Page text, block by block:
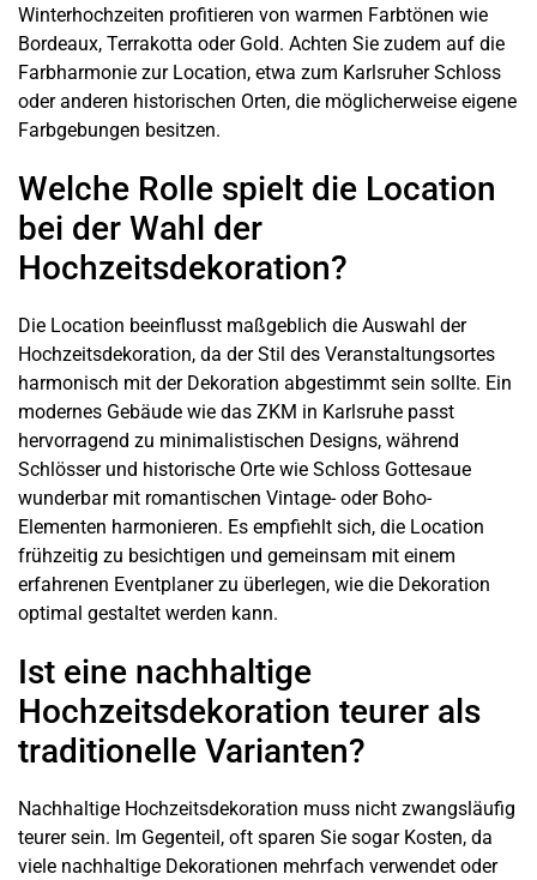
Winterhochzeiten profitieren von warmen Farbtönen wie
Bordeaux, Terrakotta oder Gold. Achten Sie zudem auf die
Farbharmonie zur Location, etwa zum Karlsruher Schloss
oder anderen historischen Orten, die möglicherweise eigene
Farbgebungen besitzen.
Welche Rolle spielt die Location
bei der Wahl der
Hochzeitsdekoration?
Die Location beeinflusst maßgeblich die Auswahl der
Hochzeitsdekoration, da der Stil des Veranstaltungsortes
harmonisch mit der Dekoration abgestimmt sein sollte. Ein
modernes Gebäude wie das ZKM in Karlsruhe passt
hervorragend zu minimalistischen Designs, während
Schlösser und historische Orte wie Schloss Gottesaue
wunderbar mit romantischen Vintage- oder Boho-
Elementen harmonieren. Es empfiehlt sich, die Location
frühzeitig zu besichtigen und gemeinsam mit einem
erfahrenen Eventplaner zu überlegen, wie die Dekoration
optimal gestaltet werden kann.
Ist eine nachhaltige
Hochzeitsdekoration teurer als
traditionelle Varianten?
Nachhaltige Hochzeitsdekoration muss nicht zwangsläufig
teurer sein. Im Gegenteil, oft sparen Sie sogar Kosten, da
viele nachhaltige Dekorationen mehrfach verwendet oder